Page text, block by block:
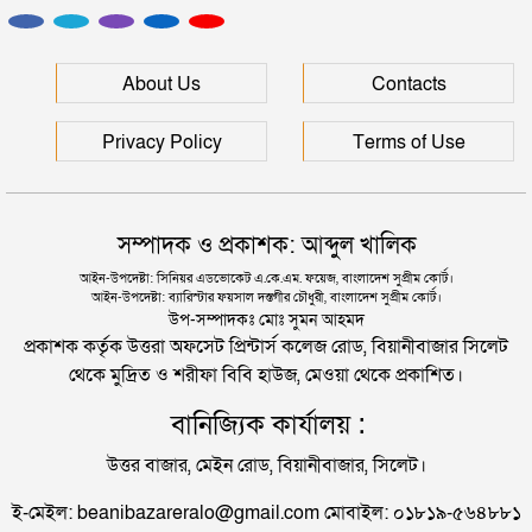
রাহুলের মৃত্যু বিতর্কে বন্ধ হচ্ছে ‘চিরসখা’, প্রশ্নের মুখে ‘কনে
রাহুলের শোক কাটিয়ে শুটিংয়ে ফিরলেন প্রিয়াঙ্কা
৯৮তম অস্কার পুরস্কার পেলেন যারা
পপতারকা রিহানার বাড়িতে গুলি, নারী আটক
সিলেটে স্বামী উপপরিচালক ক্ষমতার কেন্দ্রে স্ত্রী!
হবিগঞ্জে মহাসড়কে ত্রিমুখী সংঘর্ষে প্রাণ গেল ২ জনের
সিলেটে বিদ্যুৎস্পৃষ্টে প্রাণ গেল সিসিক কর্মীর
প্রেমিকের বাড়িতে স্ত্রীর অনশন: দুধ দিয়ে গোসল করে সম্পর্ক
বিচ্ছেদ স্বামীর
About Us Contacts
Privacy Policy Terms of Use
সম্পাদক ও প্রকাশক: আব্দুল খালিক
আইন-উপদেষ্টা: সিনিয়র এডভোকেট এ.কে.এম. ফয়েজ, বাংলাদেশ সুপ্রীম কোর্ট।
আইন-উপদেষ্টা: ব্যারিস্টার ফয়সাল দস্তগীর চৌধুরী, বাংলাদেশ সুপ্রীম কোর্ট।
উপ-সম্পাদকঃ মোঃ সুমন আহমদ
প্রকাশক কর্তৃক উত্তরা অফসেট প্রিন্টার্স কলেজ রোড, বিয়ানীবাজার সিলেট
থেকে মুদ্রিত ও শরীফা বিবি হাউজ, মেওয়া থেকে প্রকাশিত।
বানিজ্যিক কার্যালয় :
উত্তর বাজার, মেইন রোড, বিয়ানীবাজার, সিলেট।
ই-মেইল: beanibazareralo@gmail.com মোবাইল: ০১৮১৯-৫৬৪৮৮১